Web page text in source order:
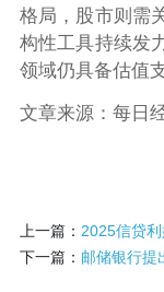
格局，股市则需
构性工具持续发
领域仍具备估值
文章来源：每日
上一篇： 2025信贷
下一篇： 邮储银行提出